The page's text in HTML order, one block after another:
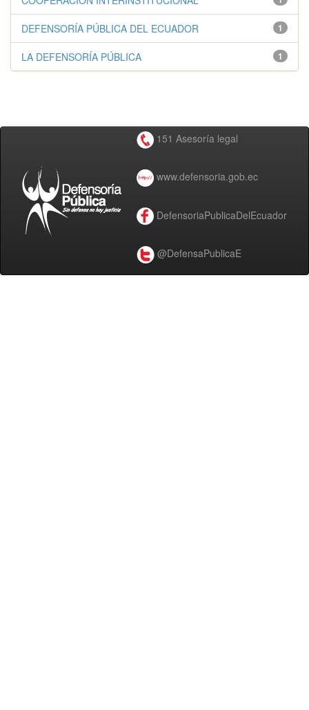
1
DEFENSORÍA PÚBLICA DEL ECUADOR
1
LA DEFENSORÍA PÚBLICA
151 Asesoría legal
www.defensoria.gob.ec
DefensoriaPublicaDelEcuador
@DefensaPublicaE